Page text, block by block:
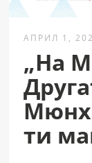
АПРИЛ 1,
„На
ти